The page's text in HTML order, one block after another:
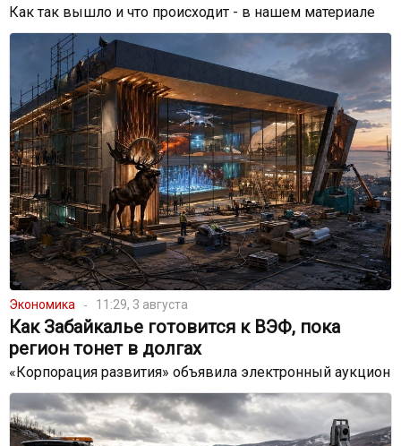
Как так вышло и что происходит - в нашем материале
Экономика 11:29, 3 августа
Как Забайкалье готовится к ВЭФ, пока
регион тонет в долгах
«Корпорация развития» объявила электронный аукцион